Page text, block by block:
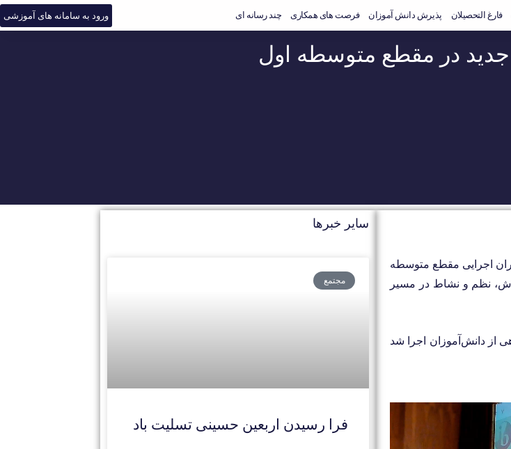
فارغ التحصیلان پذیرش دانش آموزان فرصت های همکاری چند رسانه ای ورود به سامانه های آموزشی
در مقطع متوسطه اول
اجرایی مقطع متوسطه
نظم و نشاط در مسیر
از دانش‌آموزان اجرا شد
سایر خبرها
مجتمع
فرا رسیدن اربعین حسینی تسلیت باد